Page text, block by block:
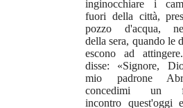
inginocchiare i
fuori della città,
pozzo d'acqua,
della sera, quando le
escono ad
disse: «Signore,
mio padrone
concedimi un
incontro quest'oggi